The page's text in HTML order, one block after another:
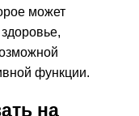
может
функции.
на